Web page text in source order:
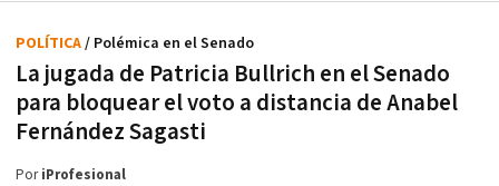
La jugada de Patricia Bullrich en el Senado
para bloquear el voto a distancia de Anabel
Fernández Sagasti
POLÍTICA/ Polémica en el Senado
PoriProfesional